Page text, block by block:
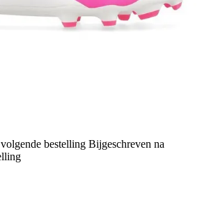
bestelling Bijgeschreven na